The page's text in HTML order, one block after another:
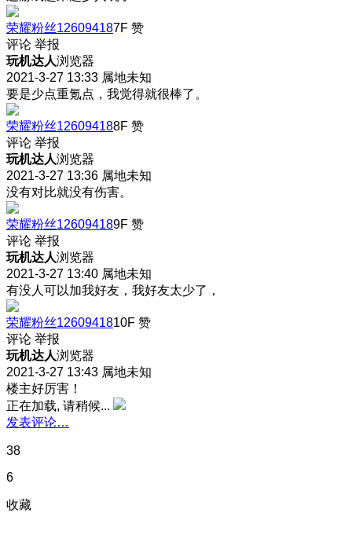
荣耀粉丝126094187F 赞
评论 举报
玩机达人浏览器
2021-3-27 13:33 属地未知
要是少点重氪点，我觉得就很棒了。
荣耀粉丝126094188F 赞
评论 举报
玩机达人浏览器
2021-3-27 13:36 属地未知
没有对比就没有伤害。
荣耀粉丝126094189F 赞
评论 举报
玩机达人浏览器
2021-3-27 13:40 属地未知
有没人可以加我好友，我好友太少了，
荣耀粉丝1260941810F 赞
评论 举报
玩机达人浏览器
2021-3-27 13:43 属地未知
楼主好厉害！
正在加载, 请稍候...
发表评论…
38
6
收藏